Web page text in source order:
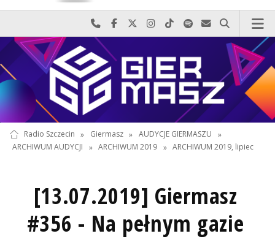
Najlepiej po prostu do nas zadzwoń
Odwiedź nas na Facebook-u
Odwiedź nas na X
Odwiedź nas na Instagram-ie
Odwiedź nas na TikTok-u
Szukaj nas na Spotify
Wyślij do nas
Szukaj
Radio Szczecin » Giermasz » AUDYCJE GIERMASZU
»
ARCHIWUM AUDYCJI
» ARCHIWUM 2019 » ARCHIWUM 2019, lipiec
[13.07.2019] Giermasz
#356 - Na pełnym gazie